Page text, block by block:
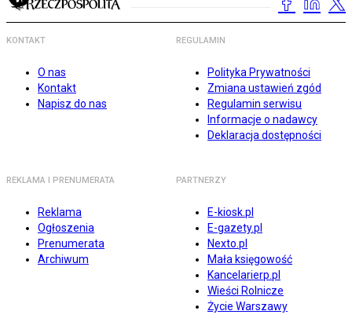
KONTAKT
O nas
Kontakt
Napisz do nas
REGULAMIN
Polityka Prywatności
Zmiana ustawień zgód
Regulamin serwisu
Informacje o nadawcy
Deklaracja dostępności
REKLAMA I PRENUMERATA
Reklama
Ogłoszenia
Prenumerata
Archiwum
PARTNERZY
E-kiosk.pl
E-gazety.pl
Nexto.pl
Mała księgowość
Kancelarierp.pl
Wieści Rolnicze
Życie Warszawy